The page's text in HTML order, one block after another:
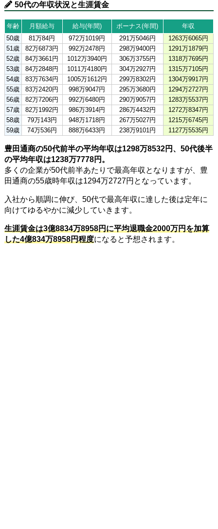
50代の年収状況と生涯賃金
年齢 月額給与 給与(年間) ボーナス(年間)
年収
50歳
81万84円 972万1019円 291万5046円
1263万6065円
51歳
82万6873円 992万2478円 298万9400円
1291万1879円
52歳
84万3661円 1012万3940円 306万3755円
1318万7695円
53歳
84万2848円 1011万4180円 304万2927円
1315万7105円
54歳
83万7634円 1005万1612円 299万8302円
1304万9917円
55歳
83万2420円 998万9047円 295万3680円
1294万2727円
56歳
82万7206円 992万6480円 290万9057円
1283万5537円
57歳
82万1992円 986万3914円 286万4432円
1272万8347円
58歳
79万143円 948万1718円 267万5027円
1215万6745円
59歳
74万536円 888万6433円 238万9101円 1127万5535円
豊田通商の50代前半の平均年収は1298万8532円、50代後半
の平均年収は1238万7778円。
多くの企業が50代前半あたりで最高年収となりますが、豊
田通商の55歳時年収は1294万2727円となっています。
入社から順調に伸び、50代で最高年収に達した後は定年に
向けてゆるやかに減少していきます。
生涯賃金は3億8834万8958円に平均退職金2000万円を加算
した4億834万8958円程度になると予想されます。